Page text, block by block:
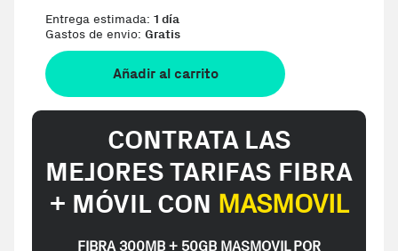
Entrega estimada: 1 día
Gastos de envio: Gratis
Añadir al carrito
CONTRATA LAS
MEJORES TARIFAS FIBRA
+ MÓVIL CON MASMOVIL
FIBRA 300MB + 50GB MASMOVIL POR